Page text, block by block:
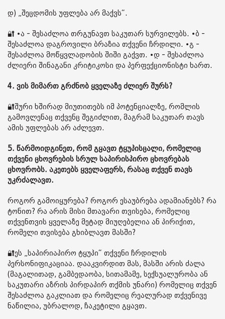
დ) „შეცდომის უფლება არ მაქვს“.
🔐 •ა - შესაძლოა თრგუნავთ საკუთარ სურვილებს. •ბ -
შესაძლოა დაგროვილი ბრაზია თქვენი ჩრდილი. •გ -
შესაძლოა მოწყვლადობის შიში გაქვთ. •დ - შესაძლოა
ძლიერი შინაგანი კრიტიკოსი და პერფექციონისტი ხართ.
4. ვის მიმართ გრძნობ ყველაზე ძლიერ შურს?
🔐შური ხშირად მიუთითებს იმ პოტენციალზე, რომლის
გამოვლენაც თქვენც შეგიძლით, მაგრამ საკუთარ თავს
ამის უფლებას არ აძლევთ.
5. წარმოიდგინეთ, რომ გყავთ ტყუპისცალი, რომელიც
თქვენი ცხოვრების სრულ საპირისპირო ცხოვრებას
ცხოვრობს. აკეთებს ყველაფერს, რასაც თქვენ თავს
უკრძალავთ.
როგორ გამოიყურება? როგორ ესაუბრება ადამიანებს? რა
ტონით? რა არის მისი მთავარი თვისება, რომელიც
თქვენთვის ყველაზე მეტად მიუღებელია ან პირიქით,
რომელი თვისება გხიბლავთ მასში?
🔐ეს „საპირიაპირო ტყუპი“ თქვენი ჩრდილის
პერსონიფიკაციაა. დააკვირდით მას, მასში არის ძალა
(მაგალითად, გამბედაობა, სითამამე, სექსუალურობა ან
საკუთარი აზრის პირდაპირ თქმის უნარი) რომელიც თქვენ
შესაძლოა გაკლიათ და რომელიც რეალურად თქვენივე
ნაწილია, უბრალოდ, ჩაკეტილი გყავთ.